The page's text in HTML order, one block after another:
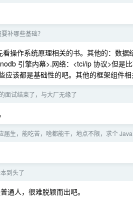
补哪些基础？
操作系统原理相关的书。其他的：数据
引擎内幕>.网络：<tci/ip 协议>但是
该都是基础性的吧。其他的框架组件相
面试结束了，与大厂无缘了
届生，能吃苦，啥都能干，地点不限，求个
到头了
通人，很难脱颖而出吧。